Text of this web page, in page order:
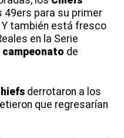
49ers para su primer
Y también está fresco
en la Serie
campeonato de
derrotaron a los
que regresarían